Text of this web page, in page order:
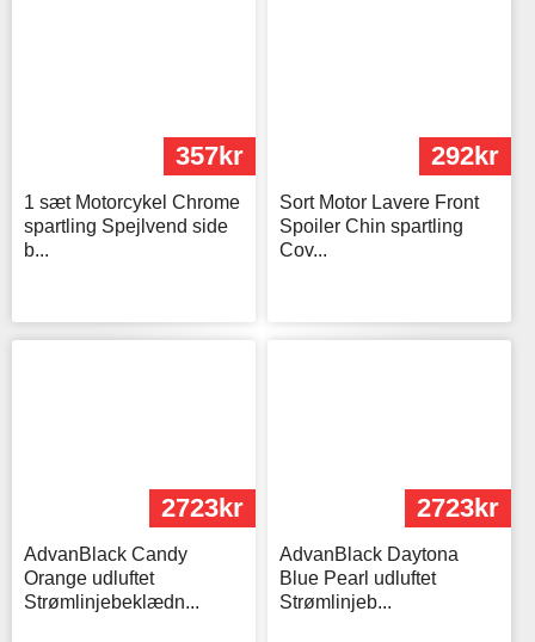
357kr
1 sæt Motorcykel Chrome
spartling Spejlvend side
b...
292kr
Sort Motor Lavere Front
Spoiler Chin spartling
Cov...
2723kr
AdvanBlack Candy
Orange udluftet
Strømlinjebeklædn...
2723kr
AdvanBlack Daytona
Blue Pearl udluftet
Strømlinjeb...